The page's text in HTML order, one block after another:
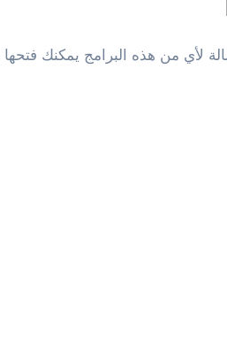
من هذه البرامج يمكنك فتحها